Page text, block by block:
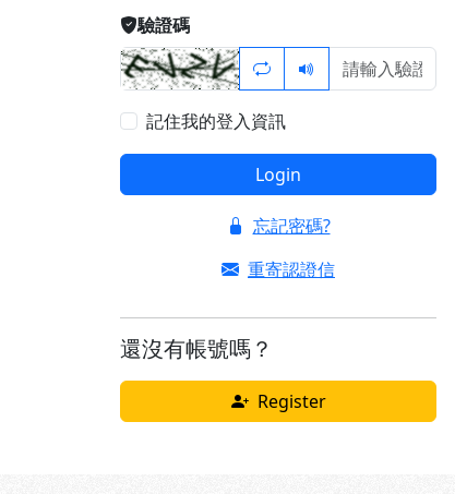
驗證碼
記住我的登入資訊
Login
忘記密碼?
重寄認證信
還沒有帳號嗎？
Register